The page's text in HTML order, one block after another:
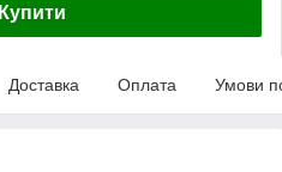
Купити
Доставка Оплата Умови